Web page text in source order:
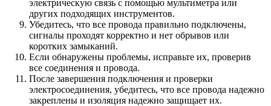
электрическую связь с помощью мультиметра или
других подходящих инструментов.
Убедитесь, что все провода правильно подключены,
сигналы проходят корректно и нет обрывов или
коротких замыканий.
Если обнаружены проблемы, исправьте их, проверив
все соединения и провода.
После завершения подключения и проверки
электросоединения, убедитесь, что все провода надежно
закреплены и изоляция надежно защищает их.